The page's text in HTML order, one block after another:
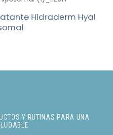
Hidraderm Hyal
Y RUTINAS PARA UNA